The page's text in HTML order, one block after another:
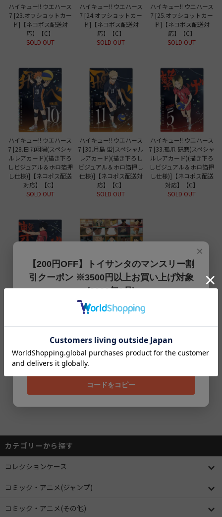
ハイキュー!! ウエハース
7 [23.オフショットカー
ド]【ネコポス配送対
応】【C】
SOLD OUT
ハイキュー!! ウエハース
7 [24.オフショットカー
ド]【ネコポス配送対
応】【C】
SOLD OUT
ハイキュー!! ウエハース
7 [25.オフショットカー
ド]【ネコポス配送対
応】【C】
SOLD OUT
ハイキュー!! ウエハース
7 [28.日向翔陽(スペシャ
ルレアカード)(描き下ろ
しビジュアル＆ホロ箔押
し仕様)]【ネコポス配送
対応】【C】
SOLD OUT
ハイキュー!! ウエハース
7 [30.月島 蛍(スペシャル
レアカード)(描き下ろし
ビジュアル＆ホロ箔押し
仕様)]【ネコポス配送対
応】【C】
SOLD OUT
ハイキュー!! ウエハース
7 [33.孤爪 研磨(スペシャ
ルレアカード)(描き下ろ
しビジュアル＆ホロ箔押
し仕様)]【ネコポス配送
対応】【C】
SOLD OUT
し仕様)]【ネコポス配送
対応】【C】
SOLD OUT
てます!!】ハイキュー!! ウ
エハース7 [全36種セッ
ポス不可 】【C】
SOLD OUT
38 商品 1 38
< Prev Next >
カテゴリーから探す
コレクションケース
コミック・アニメ(ジャンプ)
コミック・アニメ(その他)
×
【200円OFF】トイサンタのマンスリー割
引クーポン ※3500円以上お買い上げ対象
(2026年8月)
【200円OFFクーポン】3500円以上お買上げでご利用可能
です!! 8月1日～8月31日まで
202608
コードをコピー